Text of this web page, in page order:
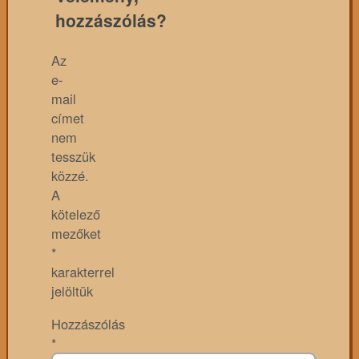
hozzászólás?
Az
e-
mail
címet
nem
tesszük
közzé.
A
kötelező
mezőket
*
karakterrel
jelöltük
Hozzászólás
*